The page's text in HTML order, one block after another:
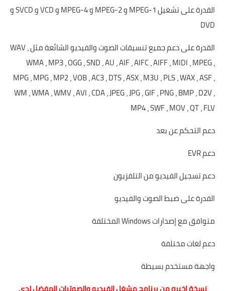
القدرة على تشغيل MPEG-1 و MPEG-2 و MPEG-4 و VCD و SVCD و
DVD
القدرة على دعم جميع تنسيقات الصوت والفيديو الشائعة مثل WAV ،
WMA ، MP3 ، OGG ، SND ، AU ، AIF ، AIFC ، AIFF ، MIDI ، MPEG ،
MPG ، MPG ، MP2 ، VOB ، AC3 ، DTS ، ASX ، M3U ، PLS ، WAX ، ASF ،
WM ، WMA ، WMV ، AVI ، CDA ، JPEG ، JPG ، GIF ، PNG ، BMP ، D2V ،
MP4 ، SWF ، MOV ، QT ، FLV
دعم التحكم عن بعد
دعمEVR
دعم تسجيل الفيديو من التلفزيون
القدرة على ضبط الصوت والفيديو
متوافق مع إصدارات Windows المختلفة
دعم لغات مختلفة
واجهة مستخدم بسيطة